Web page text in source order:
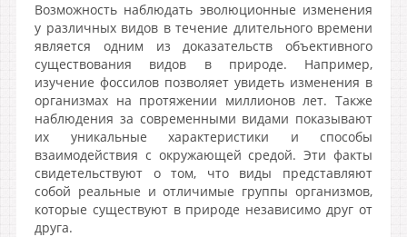
Возможность наблюдать эволюционные изменения
у различных видов в течение длительного времени
является одним из доказательств объективного
существования видов в природе. Например,
изучение фоссилов позволяет увидеть изменения в
организмах на протяжении миллионов лет. Также
наблюдения за современными видами показывают
их уникальные характеристики и способы
взаимодействия с окружающей средой. Эти факты
свидетельствуют о том, что виды представляют
собой реальные и отличимые группы организмов,
которые существуют в природе независимо друг от
друга.